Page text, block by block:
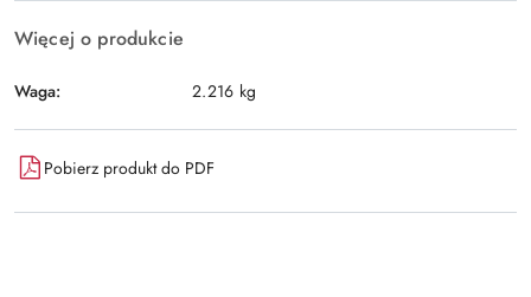
Więcej o produkcie
Waga: 2.216 kg
Pobierz produkt do PDF